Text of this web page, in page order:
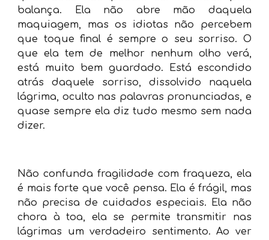
balança. Ela não abre mão daquela
maquiagem, mas os idiotas não percebem
que toque final é sempre o seu sorriso. O
que ela tem de melhor nenhum olho verá,
está muito bem guardado. Está escondido
atrás daquele sorriso, dissolvido naquela
lágrima, oculto nas palavras pronunciadas, e
quase sempre ela diz tudo mesmo sem nada
dizer.
Não confunda fragilidade com fraqueza, ela
é mais forte que você pensa. Ela é frágil, mas
não precisa de cuidados especiais. Ela não
chora à toa, ela se permite transmitir nas
lágrimas um verdadeiro sentimento. Ao ver